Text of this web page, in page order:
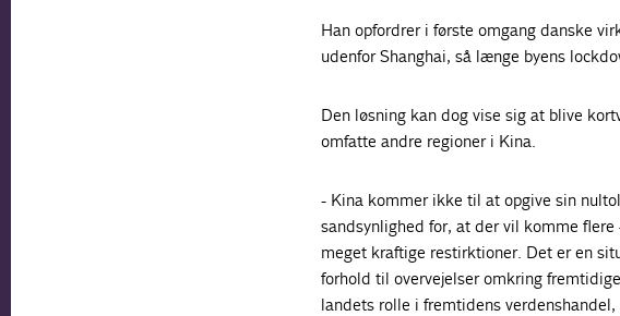
Han opfordrer i første omgang danske
udenfor Shanghai, så længe byens
Den løsning kan dog vise sig at blive
omfatte andre regioner i Kina.
- Kina kommer ikke til at opgive sin
sandsynlighed for, at der vil komme
meget kraftige restirktioner. Det er en
forhold til overvejelser omkring
landets rolle i fremtidens verdenshandel,